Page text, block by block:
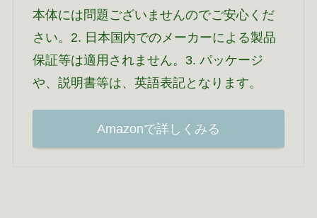
本体には問題ございませんのでご安心くだ
さい。2. 日本国内でのメーカーによる製品
保証等は適用されません。3. パッケージ
や、説明書等は、英語表記となります。
Amazonで詳しくみる